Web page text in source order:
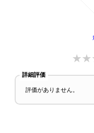
詳細評価
評価がありません。